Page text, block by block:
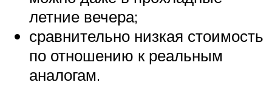
летние вечера;
сравнительно низкая стоимость
по отношению к реальным
аналогам.